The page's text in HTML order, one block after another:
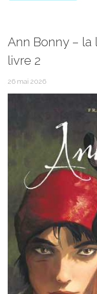
Ann Bonny – la
livre 2
26 mai 2026